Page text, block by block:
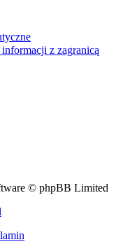
z zagranicą
© phpBB Limited